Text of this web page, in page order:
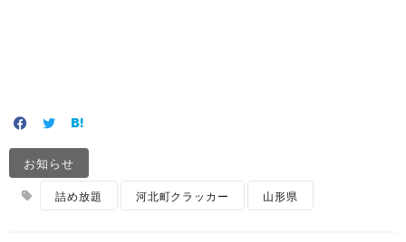
お知らせ
詰め放題 河北町クラッカー 山形県